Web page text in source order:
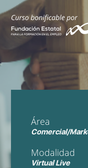
Área
Comercial/
Modalidad
Virtual Live